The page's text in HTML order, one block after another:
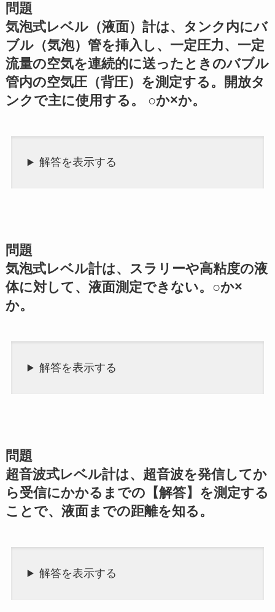
問題
気泡式レベル（液面）計は、タンク内にバ
ブル（気泡）管を挿入し、一定圧力、一定
流量の空気を連続的に送ったときのバブル
管内の空気圧（背圧）を測定する。開放タ
ンクで主に使用する。 ○か×か。
解答を表示する
問題
気泡式レベル計は、スラリーや高粘度の液
体に対して、液面測定できない。○か×
か。
解答を表示する
問題
超音波式レベル計は、超音波を発信してか
ら受信にかかるまでの【解答】を測定する
ことで、液面までの距離を知る。
解答を表示する